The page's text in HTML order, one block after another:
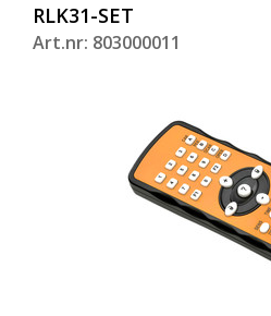
RLK31-SET
Art.nr: 803000011